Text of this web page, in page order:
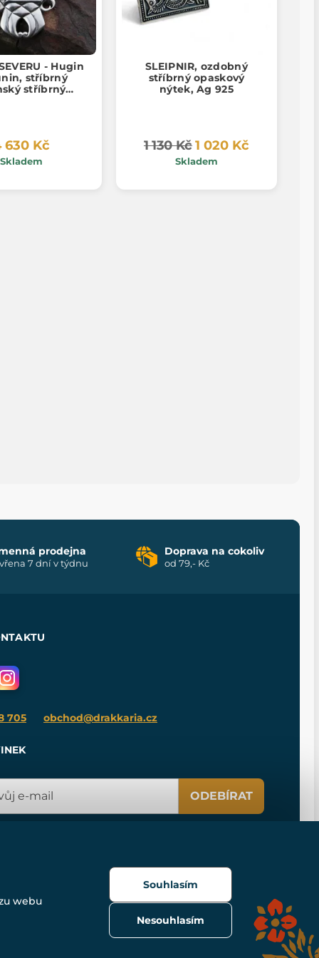
- Hugin
stříbrný
stříbrný
630 Kč
Skladem
SLEIPNIR, ozdobný
stříbrný opaskový
nýtek, Ag 925
1 130 Kč1 020 Kč
Skladem
prodejna
7 dní v týdnu
Doprava na cokoliv
od 79,- Kč
705 obchod@drakkaria.cz
ODEBÍRAT
webu
Nesouhlasím
Souhlasím